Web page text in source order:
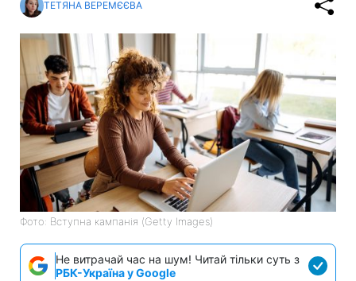
ТЕТЯНА ВЕРЕМЄЄВА
Фото: Вступна кампанія (Getty Images)
Не витрачай час на шум! Читай тільки суть з
РБК-Україна у Google